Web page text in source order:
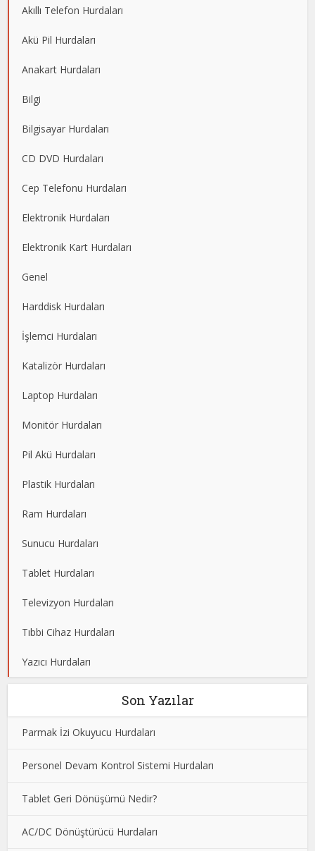
Akıllı Telefon Hurdaları
Akü Pil Hurdaları
Anakart Hurdaları
Bilgi
Bilgisayar Hurdaları
CD DVD Hurdaları
Cep Telefonu Hurdaları
Elektronik Hurdaları
Elektronik Kart Hurdaları
Genel
Harddisk Hurdaları
İşlemci Hurdaları
Katalizör Hurdaları
Laptop Hurdaları
Monitör Hurdaları
Pil Akü Hurdaları
Plastik Hurdaları
Ram Hurdaları
Sunucu Hurdaları
Tablet Hurdaları
Televizyon Hurdaları
Tıbbi Cihaz Hurdaları
Yazıcı Hurdaları
Son Yazılar
Parmak İzi Okuyucu Hurdaları
Personel Devam Kontrol Sistemi Hurdaları
Tablet Geri Dönüşümü Nedir?
AC/DC Dönüştürücü Hurdaları